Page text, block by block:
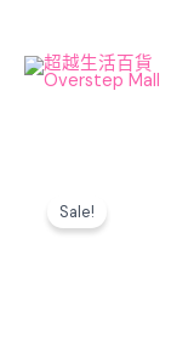
content
Sale!